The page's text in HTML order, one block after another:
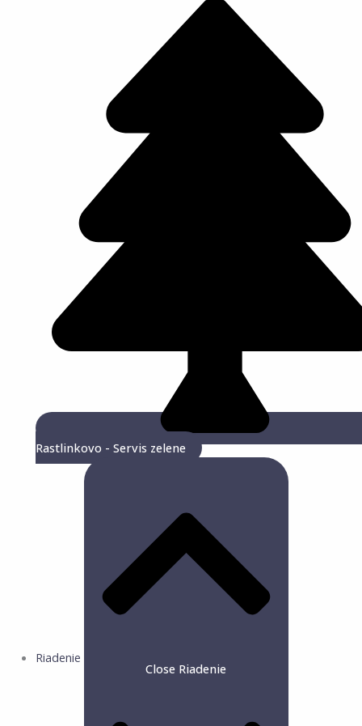
Rastlinkovo - Servis zelene
Riadenie
Close Riadenie